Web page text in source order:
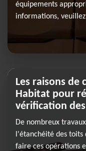
équipements
informations,
Les raisons de
Habitat pour
vérification
De nombreux
l'étanchéité des toits
faire ces opérations